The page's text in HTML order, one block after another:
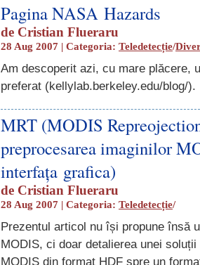
Pagina NASA Hazards
de Cristian Flueraru
28 Aug 2007 | Categoria: Teledetecție/
Am descoperit azi, cu mare plăcere,
preferat (kellylab.berkeley.edu/blog/).
MRT (MODIS
preprocesarea imaginilor
interfața grafica)
de Cristian Flueraru
28 Aug 2007 | Categoria: Teledetecție/
Prezentul articol nu își propune însă
MODIS, ci doar detalierea unei
MODIS din format HDF spre un